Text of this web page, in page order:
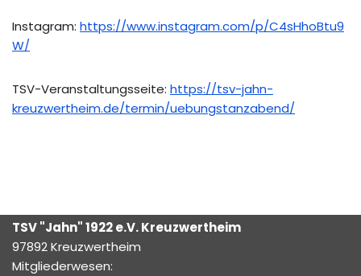
Instagram: https://www.instagram.com/p/C4sHhoBtu9
W/
TSV-Veranstaltungsseite: https://tsv-jahn-
kreuzwertheim.de/termin/uebungstanzabend/
TSV "Jahn" 1922e.V.Kreuzwertheim
97892 Kreuzwertheim
Mitgliederwesen: